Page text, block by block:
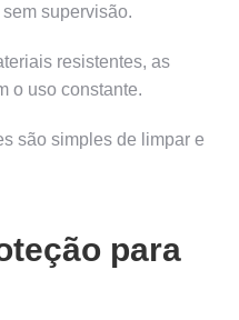
supervisão.
resistentes, as
o uso constante.
são simples de limpar e
para